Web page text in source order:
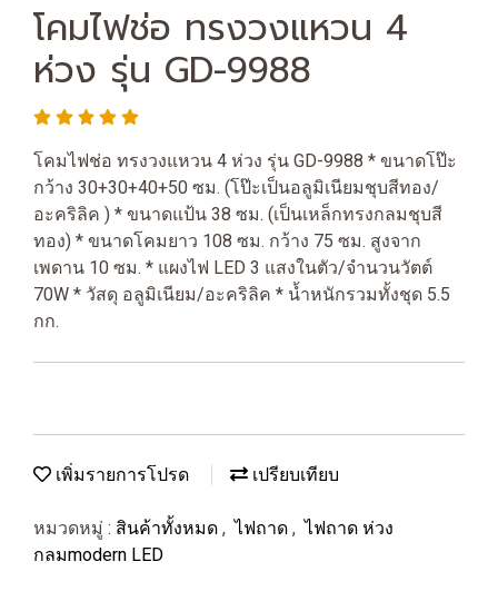
โคมไฟช่อ ทรงวงแหวน 4
ห่วง รุ่น GD-9988
โคมไฟช่อ ทรงวงแหวน 4 ห่วง รุ่น GD-9988 * ขนาดโป๊ะ
กว้าง 30+30+40+50 ซม. (โป๊ะเป็นอลูมิเนียมชุบสีทอง/
อะคริลิค ) * ขนาดแป้น 38 ซม. (เป็นเหล็กทรงกลมชุบสี
ทอง) * ขนาดโคมยาว 108 ซม. กว้าง 75 ซม. สูงจาก
เพดาน 10 ซม. * แผงไฟ LED 3 แสงในตัว/จำนวนวัตต์
70W * วัสดุ อลูมิเนียม/อะคริลิค * น้ำหนักรวมทั้งชุด 5.5
กก.
เพิ่มรายการโปรด เปรียบเทียบ
หมวดหมู่ : สินค้าทั้งหมด , ไฟถาด , ไฟถาด ห่วง
กลมmodern LED